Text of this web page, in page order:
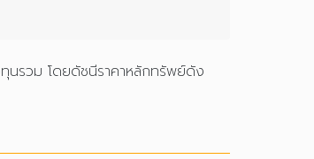
นรวม โดยดัชนีราคาหลักทรัพย์ดัง